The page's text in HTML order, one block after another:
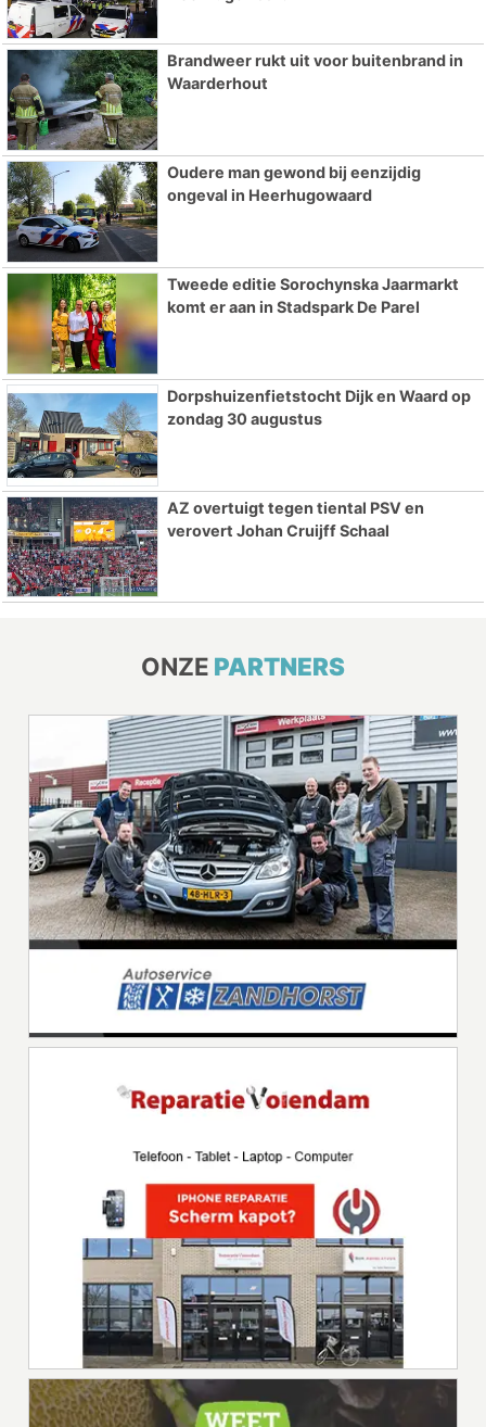
Brandweer rukt uit voor buitenbrand in
Waarderhout
Oudere man gewond bij eenzijdig
ongeval in Heerhugowaard
Tweede editie Sorochynska Jaarmarkt
komt er aan in Stadspark De Parel
Dorpshuizenfietstocht Dijk en Waard op
zondag 30 augustus
AZ overtuigt tegen tiental PSV en
verovert Johan Cruijff Schaal
ONZE PARTNERS